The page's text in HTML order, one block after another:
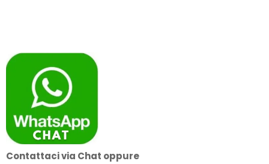
a
829,00€
Contattaci via Chat oppure